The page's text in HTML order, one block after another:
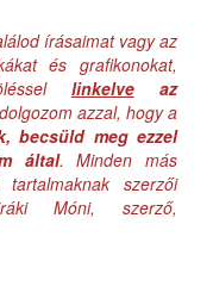
írásaimat vagy az
és grafikonokat,
linkelveaz
azzal, hogy a
becsüld meg ezzel
által. Minden más
szerzői
Móni, szerző,